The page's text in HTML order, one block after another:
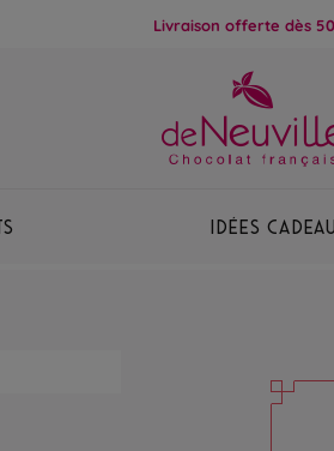
Livraison offerte dès
Idées